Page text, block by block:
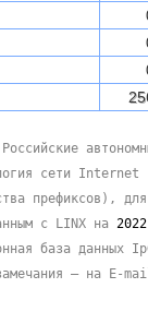
сети Internet
префиксов),
c LINX на
база данных
замечания – на